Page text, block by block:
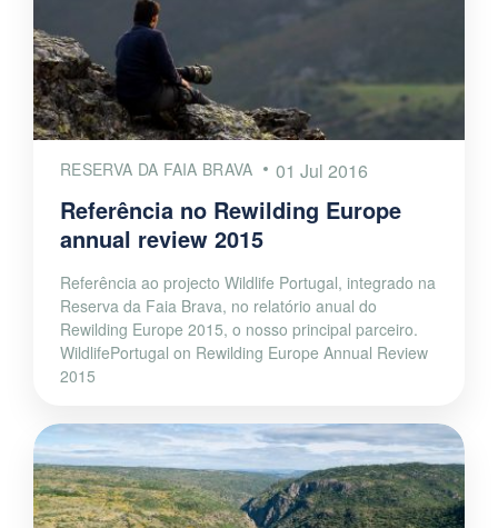
RESERVA DA FAIA BRAVA 01 Jul 2016
Referência no Rewilding Europe
annual review 2015
Referência ao projecto Wildlife Portugal, integrado na
Reserva da Faia Brava, no relatório anual do
Rewilding Europe 2015, o nosso principal parceiro.
WildlifePortugal on Rewilding Europe Annual Review
2015